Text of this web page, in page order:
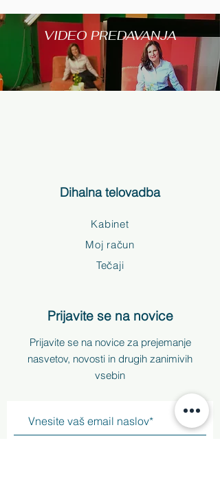
VIDEO PREDAVANJA
Dihalna telovadba
Kabinet
Moj račun
Tečaji
Prijavite se na novice
Prijavite se na novice za prejemanje
nasvetov, novosti in drugih zanimivih
vsebin